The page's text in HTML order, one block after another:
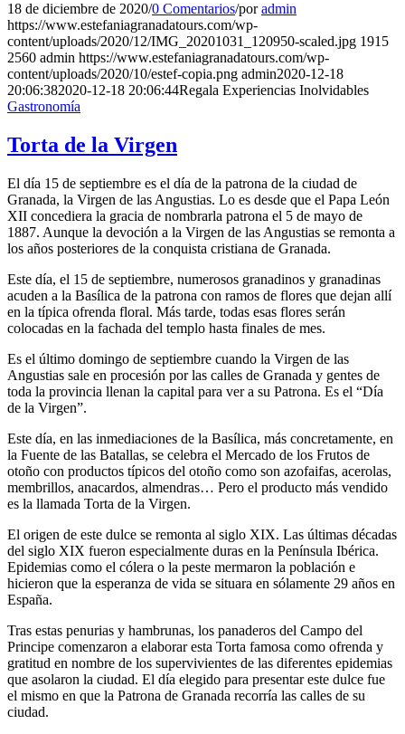
18 de diciembre de 2020/0 Comentarios/poradmin
https://www.estefaniagranadatours.com/wp-
content/uploads/2020/12/IMG_20201031_120950-scaled.jpg 1915
2560 admin https://www.estefaniagranadatours.com/wp-
content/uploads/2020/10/estef-copia.png admin2020-12-18
20:06:382020-12-18 20:06:44Regala Experiencias Inolvidables
Gastronomía
Torta de la Virgen
El día 15 de septiembre es el día de la patrona de la ciudad de
Granada, la Virgen de las Angustias. Lo es desde que el Papa León
XII concediera la gracia de nombrarla patrona el 5 de mayo de
1887. Aunque la devoción a la Virgen de las Angustias se remonta a
los años posteriores de la conquista cristiana de Granada.
Este día, el 15 de septiembre, numerosos granadinos y granadinas
acuden a la Basílica de la patrona con ramos de flores que dejan allí
en la típica ofrenda floral. Más tarde, todas esas flores serán
colocadas en la fachada del templo hasta finales de mes.
Es el último domingo de septiembre cuando la Virgen de las
Angustias sale en procesión por las calles de Granada y gentes de
toda la provincia llenan la capital para ver a su Patrona. Es el “Día
de la Virgen”.
Este día, en las inmediaciones de la Basílica, más concretamente, en
la Fuente de las Batallas, se celebra el Mercado de los Frutos de
otoño con productos típicos del otoño como son azofaifas, acerolas,
membrillos, anacardos, almendras… Pero el producto más vendido
es la llamada Torta de la Virgen.
El origen de este dulce se remonta al siglo XIX. Las últimas décadas
del siglo XIX fueron especialmente duras en la Península Ibérica.
Epidemias como el cólera o la peste mermaron la población e
hicieron que la esperanza de vida se situara en sólamente 29 años en
España.
Tras estas penurias y hambrunas, los panaderos del Campo del
Principe comenzaron a elaborar esta Torta famosa como ofrenda y
gratitud en nombre de los supervivientes de las diferentes epidemias
que asolaron la ciudad. El día elegido para presentar este dulce fue
el mismo en que la Patrona de Granada recorría las calles de su
ciudad.